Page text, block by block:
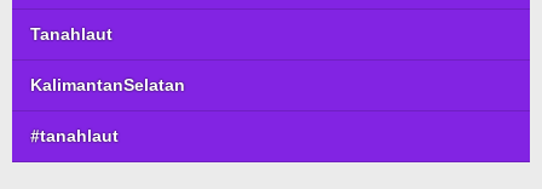
Tanahlaut
KalimantanSelatan
#tanahlaut